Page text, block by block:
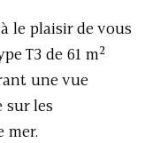
le plaisir de vous
T3 de 61 m²
une vue
sur les
mer.